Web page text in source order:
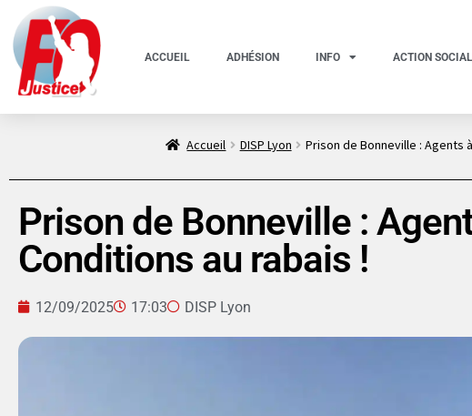
ACCUEIL ADHÉSION INFO ACTION
Accueil DISP Lyon Prison de Bonneville : Agents
Prison de Bonneville :
Conditions au rabais !
12/09/2025 17:03 DISP Lyon